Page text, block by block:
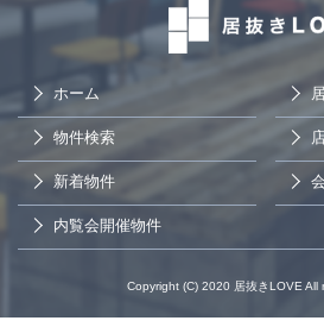
ホーム
物件検索
新着物件
内覧会開催物件
Copyright (C) 2020 居抜きLOVE All